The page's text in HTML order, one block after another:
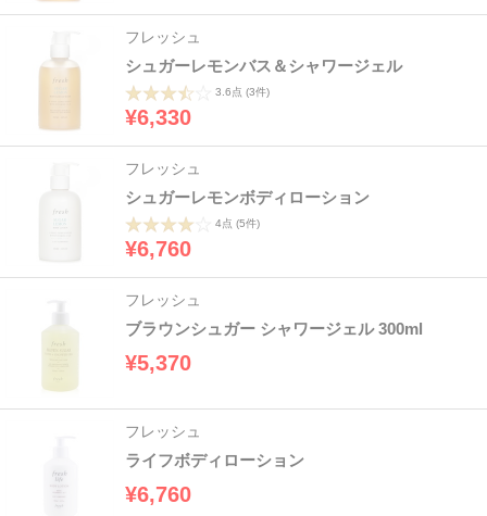
フレッシュ
シュガーレモンバス＆シャワージェル
3.6点 (3件)
¥6,330
フレッシュ
シュガーレモンボディローション
4点 (5件)
¥6,760
フレッシュ
ブラウンシュガー シャワージェル 300ml
¥5,370
フレッシュ
ライフボディローション
¥6,760